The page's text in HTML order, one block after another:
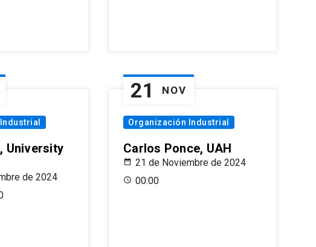
University
de 2024
21 NOV
Organización Industrial
Carlos Ponce, UAH
21 de Noviembre de 2024
00:00